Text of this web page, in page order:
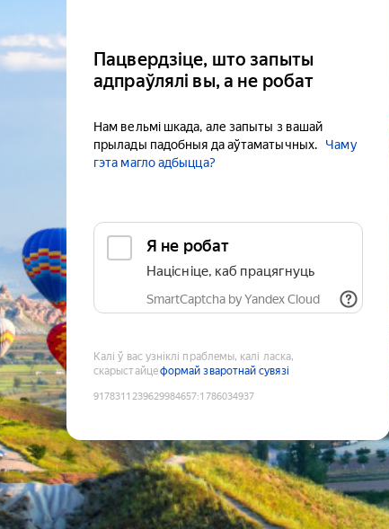
Пацвердзіце, што запыты
адпраўлялі вы, а не робат
Нам вельмі шкада, але запыты з вашай
прылады падобныя да аўтаматычных.
Чаму
гэта магло адбыцца?
Я не робат
Націсніце, каб працягнуць
SmartCaptcha by Yandex Cloud
Калі ў вас узніклі праблемы, калі ласка,
скарыстайцеформай зваротнай сувязі
9178311239629984657:1786034937